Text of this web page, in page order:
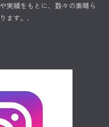
実績をもとに、数々の素晴ら
ます。.